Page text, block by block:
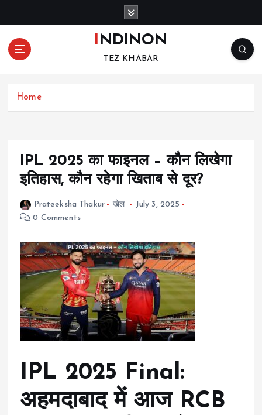
o
INDINON
TEZ KHABAR
Home
IPL 2025 का फाइनल – कौन लिखेगा
इतिहास, कौन रहेगा खिताब से दूर?
Prateeksha Thakur खेल
July 3, 2025
0 Comments
IPL 2025 Final:
अहमदाबाद में आज RCB